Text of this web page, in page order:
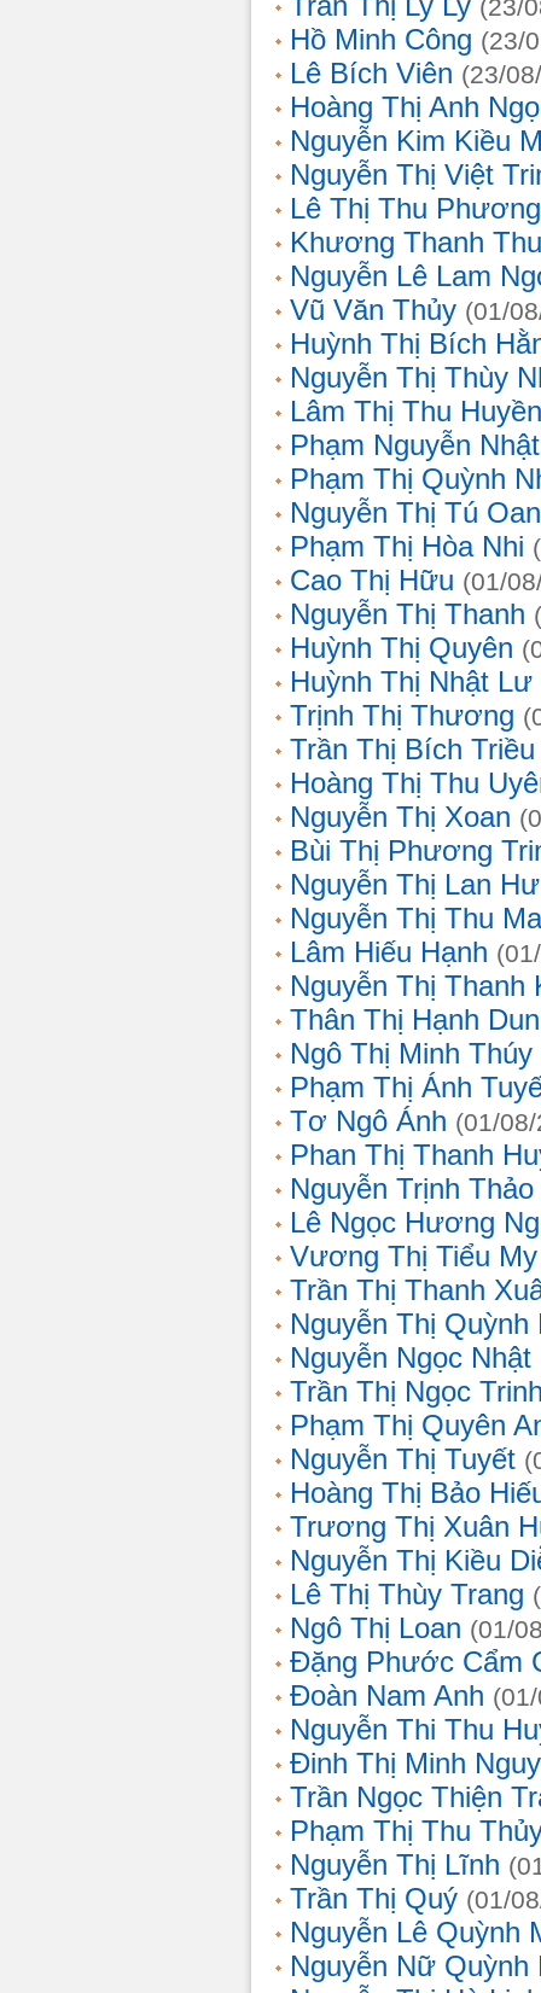
(23/
Hồ Minh Công (23/
Lê Bích Viên (23/
Hoàng Thị Anh
Nguyễn Kim Kiều
Nguyễn Thị Việt
Lê Thị Thu Phương
Khương Thanh
Nguyễn Lê Lam
Vũ Văn Thủy (01/
Huỳnh Thị Bích
Nguyễn Thị Thùy
Lâm Thị Thu Huyền
Phạm Nguyễn
Phạm Thị Quỳnh
Nguyễn Thị Tú
Phạm Thị Hòa Nhi
Cao Thị Hữu (01/
Nguyễn Thị Thanh
Huỳnh Thị Quyên
Huỳnh Thị Nhật Lư
Trịnh Thị Thương
Trần Thị Bích Triều
Hoàng Thị Thu
Nguyễn Thị Xoan
Bùi Thị Phương
Nguyễn Thị Lan
Nguyễn Thị Thu
Lâm Hiếu Hạnh
Nguyễn Thị Thanh
Thân Thị Hạnh
Ngô Thị Minh Thúy
Phạm Thị Ánh
Tơ Ngô Ánh (01/
Phan Thị Thanh
Nguyễn Trịnh
Lê Ngọc Hương
Vương Thị Tiểu My
Trần Thị Thanh
Nguyễn Thị Quỳnh
Nguyễn Ngọc Nhật
Trần Thị Ngọc
Phạm Thị Quyên
Nguyễn Thị Tuyết
Hoàng Thị Bảo
Trương Thị Xuân
Nguyễn Thị Kiều
Lê Thị Thùy Trang
Ngô Thị Loan (01/
Đặng Phước Cẩm
Đoàn Nam Anh
Nguyễn Thi Thu
Đinh Thị Minh
Trần Ngọc Thiện
Phạm Thị Thu
Nguyễn Thị Lĩnh
Trần Thị Quý (01/
Nguyễn Lê Quỳnh
Nguyễn Nữ